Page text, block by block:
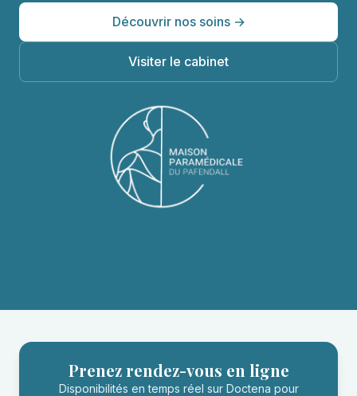
Découvrir nos soins →
Visiter le cabinet
Prenez rendez-vous en ligne
Disponibilités en temps réel sur Doctena pour